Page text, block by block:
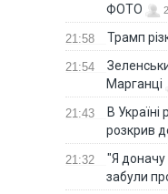
ФОТО
21:58 Трамп
21:54
Марганці
21:43
В
розкрив
21:32
"Я доначу
забули